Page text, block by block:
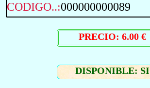
CODIGO..:000000000089
PRECIO: 6.00 €
DISPONIBLE: SI